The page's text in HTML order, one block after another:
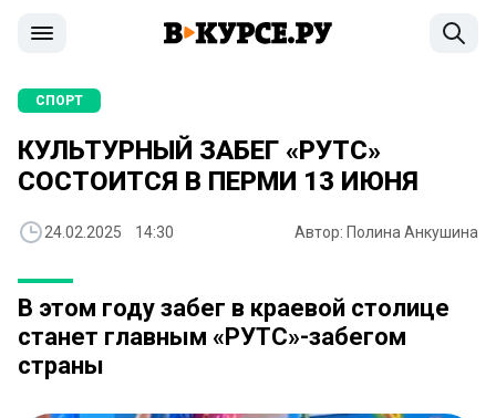
СПОРТ
КУЛЬТУРНЫЙ ЗАБЕГ «РУТС»
СОСТОИТСЯ В ПЕРМИ 13 ИЮНЯ
24.02.2025 14:30 Автор: Полина Анкушина
В этом году забег в краевой столице
станет главным «РУТС»-забегом
страны